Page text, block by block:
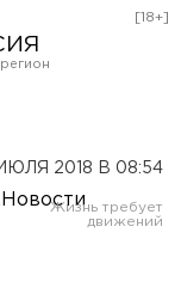
[18+]
ИЮЛЯ 2018 В 08:54